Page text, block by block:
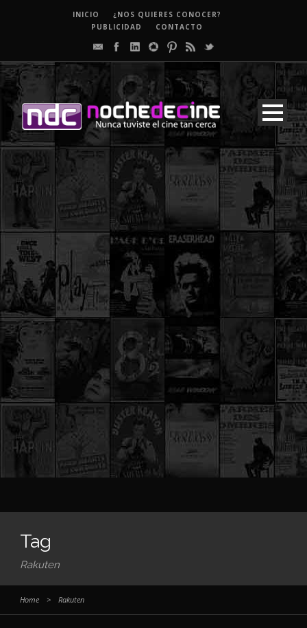
INICIO
¿NOS QUIERES CONOCER?
PUBLICIDAD
CONTACTO
Tag
Rakuten
Home > Rakuten